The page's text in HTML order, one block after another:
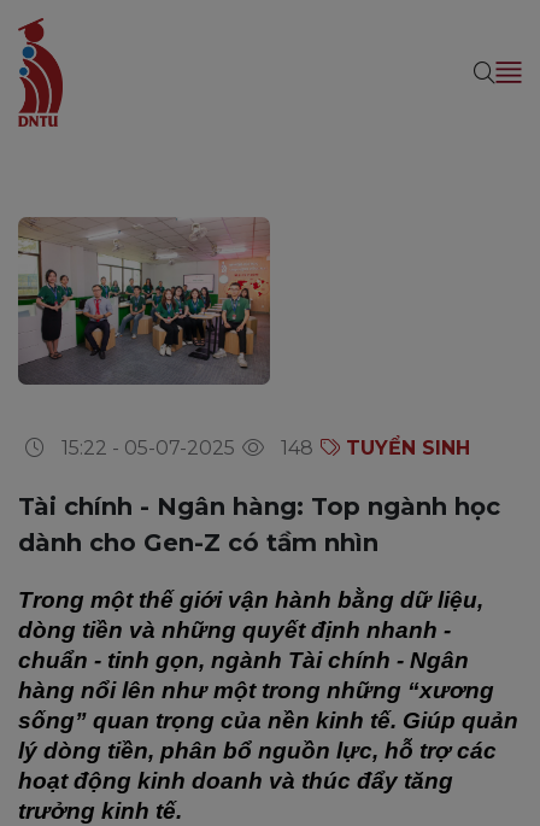
15:22 - 05-07-2025 148 TUYỂN SINH
Tài chính - Ngân hàng: Top ngành học
dành cho Gen-Z có tầm nhìn
Trong một thế giới vận hành bằng dữ liệu,
dòng tiền và những quyết định nhanh -
chuẩn - tinh gọn, ngành Tài chính - Ngân
hàng nổi lên như một trong những “xương
sống” quan trọng của nền kinh tế. Giúp quản
lý dòng tiền, phân bổ nguồn lực, hỗ trợ các
hoạt động kinh doanh và thúc đẩy tăng
trưởng kinh tế.